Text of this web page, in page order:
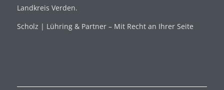
Landkreis Verden.
Scholz | Lühring & Partner – Mit Recht an Ihrer Seite